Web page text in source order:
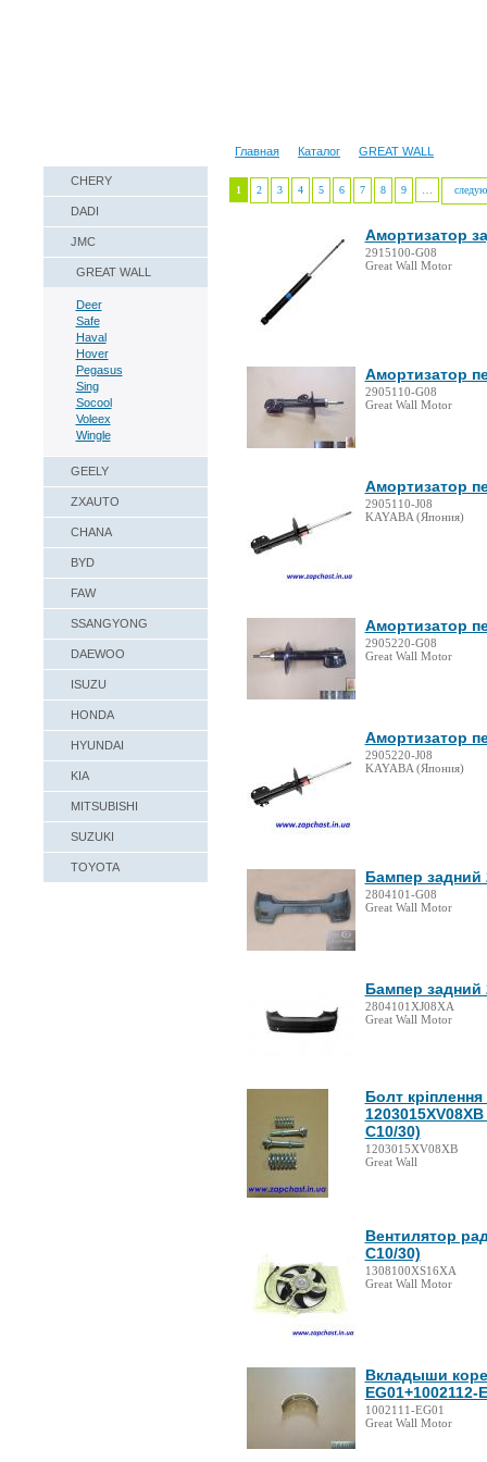
Главная Каталог GREAT WALL
CHERY
DADI
JMC
GREAT WALL
Deer
Safe
Haval
Hover
Pegasus
Sing
Socool
Voleex
Wingle
GEELY
ZXAUTO
CHANA
BYD
FAW
SSANGYONG
DAEWOO
ISUZU
HONDA
HYUNDAI
KIA
MITSUBISHI
SUZUKI
TOYOTA
1 2 3 4 5 6 7 8 9
Амортизатор
2915100-G08
Great Wall Motor
Амортизатор
2905110-G08
Great Wall Motor
Амортизатор
2905110-J08
KAYABA (Япония)
Амортизатор
2905220-G08
Great Wall Motor
Амортизатор
2905220-J08
KAYABA (Япония)
Бампер задний
2804101-G08
Great Wall Motor
Бампер задний
2804101XJ08XA
Great Wall Motor
Болт
C10/30)
1203015XV08XB
Great Wall
Вентилятор
C10/30)
1308100XS16XA
Great Wall Motor
Вкладыши
EG01+1002112-
1002111-EG01
Great Wall Motor